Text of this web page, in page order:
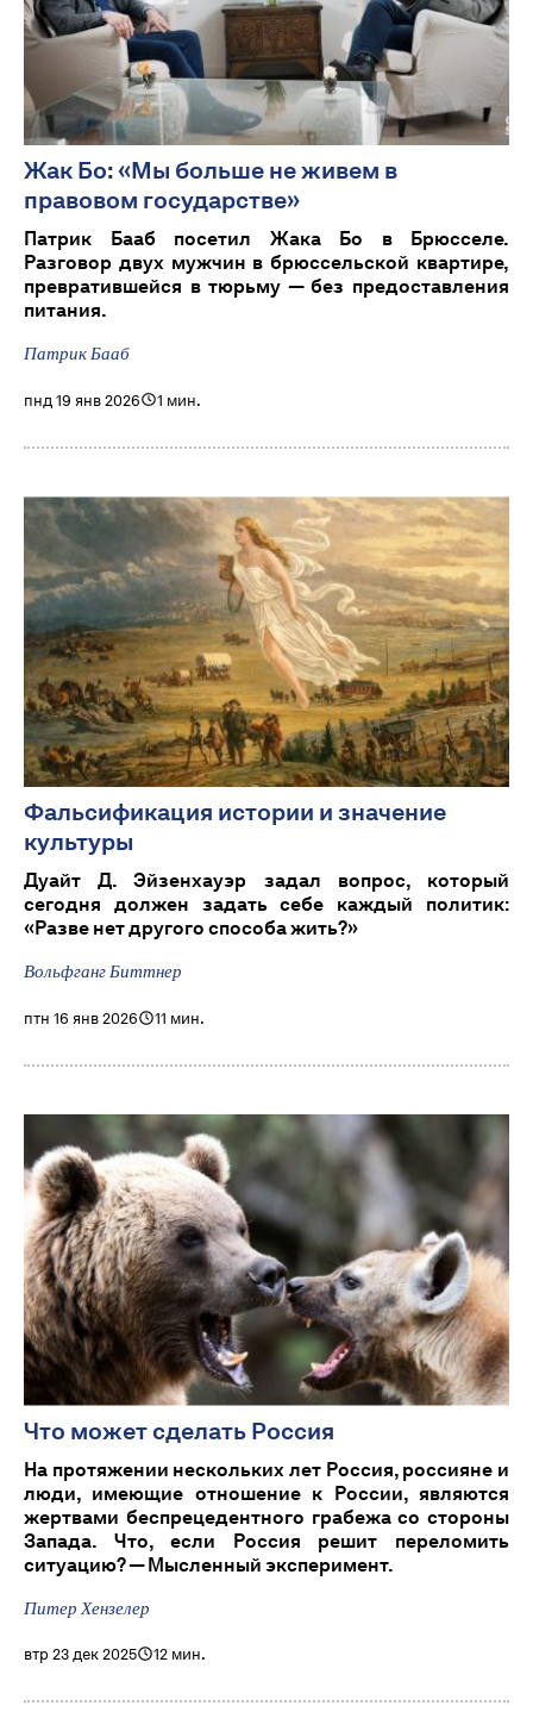
Жак Бо: «Мы больше не живем в
правовом государстве»
Патрик Бааб посетил Жака Бо в Брюсселе.
Разговор двух мужчин в брюссельской квартире,
превратившейся в тюрьму — без предоставления
питания.
Патрик Бааб
пнд 19 янв 2026 1 мин.
Фальсификация истории и значение
культуры
Дуайт Д. Эйзенхауэр задал вопрос, который
сегодня должен задать себе каждый политик:
«Разве нет другого способа жить?»
Вольфганг Биттнер
птн 16 янв 2026 11 мин.
Что может сделать Россия
На протяжении нескольких лет Россия, россияне и
люди, имеющие отношение к России, являются
жертвами беспрецедентного грабежа со стороны
Запада. Что, если Россия решит переломить
ситуацию? — Мысленный эксперимент.
Питер Хензелер
втр 23 дек 2025 12 мин.